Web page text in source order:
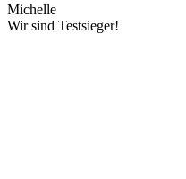
Michelle
Wir sind Testsieger!